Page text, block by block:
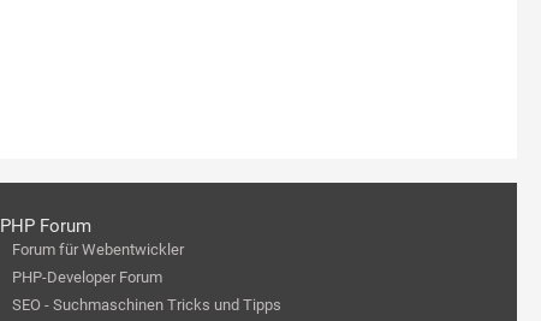
PHP Forum
Forum für Webentwickler
PHP-Developer Forum
SEO - Suchmaschinen Tricks und Tipps